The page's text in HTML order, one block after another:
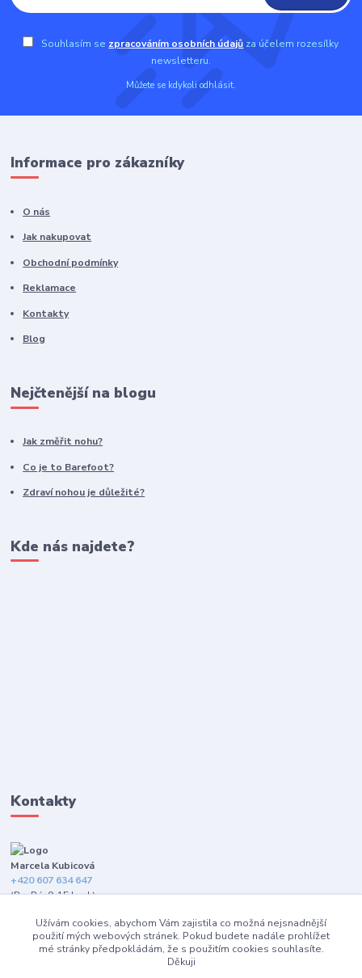
Souhlasím se zpracováním osobních údajů za účelem rozesílky
newsletteru.
Můžete se kdykoli odhlásit.
Informace pro zákazníky
O nás
Jak nakupovat
Obchodní podmínky
Reklamace
Kontakty
Blog
Nejčtenější na blogu
Jak změřit nohu?
Co je to Barefoot?
Zdraví nohou je důležité?
Kde nás najdete?
Kontakty
Marcela Kubicová
+420 607 634 647
(Po-Pá, 9-15 hod.)
info@happybarefeet.cz
Užívám cookies, abychom Vám zajistila co možná nejsnadnější
použití mých webových stránek. Pokud budete nadále prohlížet
mé stránky předpokládám, že s použitím cookies souhlasíte.
Děkuji